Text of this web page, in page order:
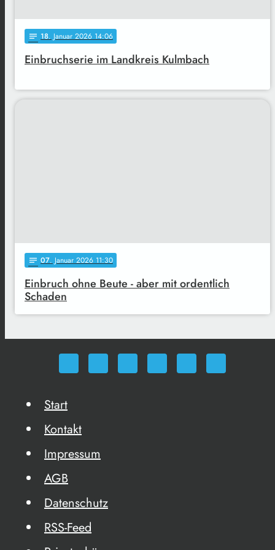
notes 18. Januar 2026 14:06
Einbruchserie im Landkreis Kulmbach
notes 07. Januar 2026 11:30
Einbruch ohne Beute - aber mit ordentlich
Schaden
Start
Kontakt
Impressum
AGB
Datenschutz
RSS-Feed